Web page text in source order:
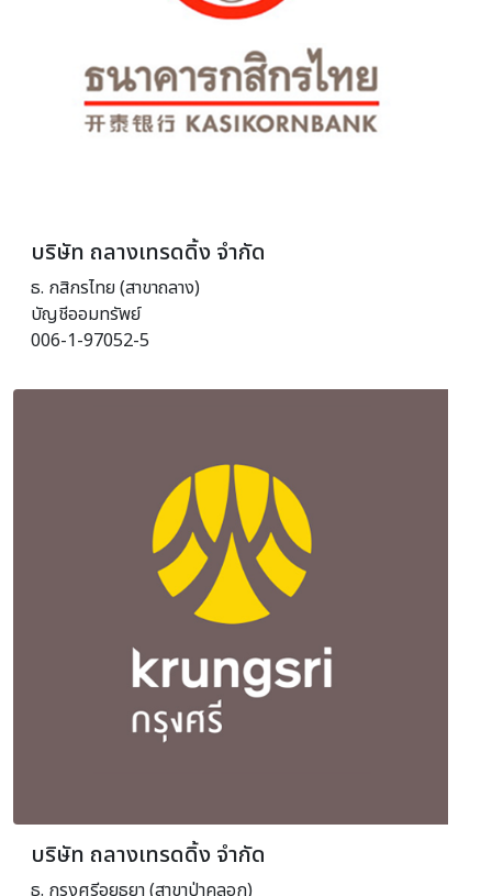
บริษัท ถลางเทรดดิ้ง จำกัด
ธ. กสิกรไทย (สาขาถลาง)
บัญชีออมทรัพย์
006-1-97052-5
บริษัท ถลางเทรดดิ้ง จำกัด
ธ. กรุงศรีอยุธยา (สาขาป่าคลอก)